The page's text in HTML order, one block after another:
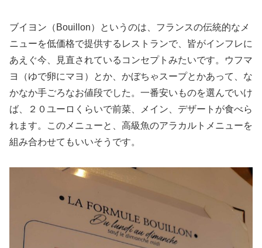
ブイヨン（Bouillon）というのは、フランスの伝統的なメ
ニューを低価格で提供するレストランで、皆がインフレに
あえぐ今、見直されているコンセプトみたいです。ウフマ
ヨ（ゆで卵にマヨ）とか、かぼちゃスープとかあって、な
かなか手ごろなお値段でした。一番安いものを選んでいけ
ば、２０ユーロくらいで前菜、メイン、デザートが食べら
れます。このメニューと、高級魚のアラカルトメニューを
組み合わせてもいいそうです。